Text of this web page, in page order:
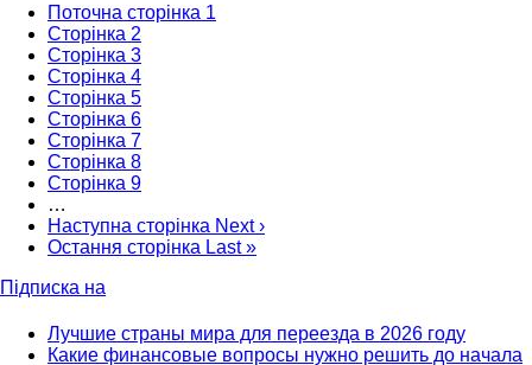
Поточна сторінка 1
Сторінка 2
Сторінка 3
Сторінка 4
Сторінка 5
Сторінка 6
Сторінка 7
Сторінка 8
Сторінка 9
…
Наступна сторінка Next ›
Остання сторінка Last »
Підписка на
Лучшие страны мира для переезда в 2026 году
Какие финансовые вопросы нужно решить до начала